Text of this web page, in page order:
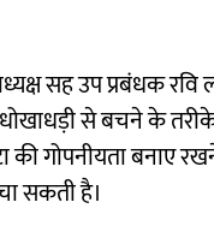
सह उप प्रबंधक रवि
से बचने के तरीके
गोपनीयता बनाए
सकती है।